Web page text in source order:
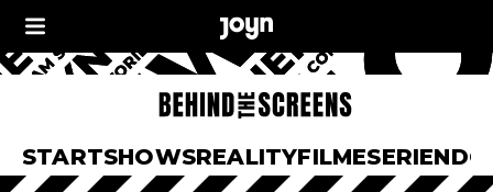
STARTSHOWSREALITYFILMESERIEN